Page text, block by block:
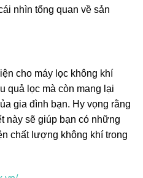
nhìn tổng quan về sản
cho máy lọc không khí
quả lọc mà còn mang lại
gia đình bạn. Hy vọng rằng
này sẽ giúp bạn có những
chất lượng không khí trong